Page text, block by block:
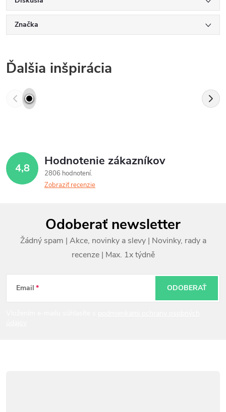
Značka
Ďalšia inšpirácia
4,8 Hodnotenie zákazníkov
2806 hodnotení
Zobraziť recenzie
ä
Odoberať newsletter
Email ODOBERAŤ